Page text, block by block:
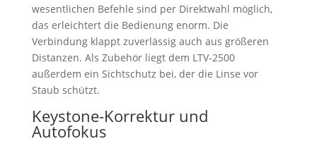
wesentlichen Befehle sind per Direktwahl möglich,
das erleichtert die Bedienung enorm. Die
Verbindung klappt zuverlässig auch aus größeren
Distanzen. Als Zubehör liegt dem LTV-2500
außerdem ein Sichtschutz bei, der die Linse vor
Staub schützt.
Keystone-Korrektur und
Autofokus